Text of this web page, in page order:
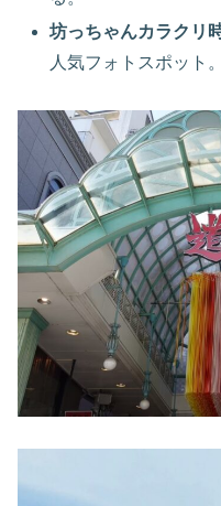
坊っちゃんカラクリ
人気フォトスポット。